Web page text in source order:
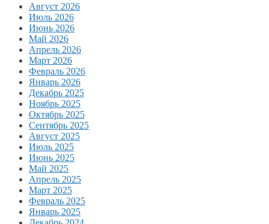
Август 2026
Июль 2026
Июнь 2026
Май 2026
Апрель 2026
Март 2026
Февраль 2026
Январь 2026
Декабрь 2025
Ноябрь 2025
Октябрь 2025
Сентябрь 2025
Август 2025
Июль 2025
Июнь 2025
Май 2025
Апрель 2025
Март 2025
Февраль 2025
Январь 2025